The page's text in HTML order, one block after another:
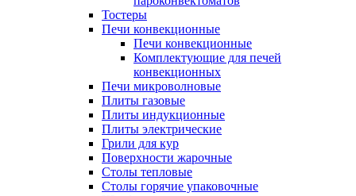
Тостеры
Печи конвекционные
Печи конвекционные
Комплектующие для печей
конвекционных
Печи микроволновые
Плиты газовые
Плиты индукционные
Плиты электрические
Грили для кур
Поверхности жарочные
Столы тепловые
Столы горячие упаковочные